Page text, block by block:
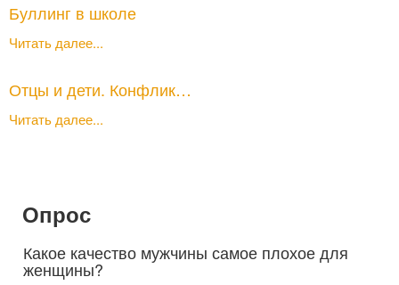
Буллинг в школе
Читать далее...
Отцы и дети. Конфлик…
Читать далее...
Опрос
Какое качество мужчины самое плохое для
женщины?